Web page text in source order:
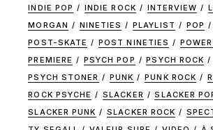
INDIE POP INDIE ROCK INTERVIEW
MORGAN
NINETIES PLAYLIST POP
POST-SKATE
POST NINETIES
PREMIERE
PSYCH POP
PSYCH ROCK
PSYCH STONER
PUNK PUNK ROCK
ROCK PSYCHE
SLACKER
SLACKER
SLACKER PUNK
SLACKER ROCK